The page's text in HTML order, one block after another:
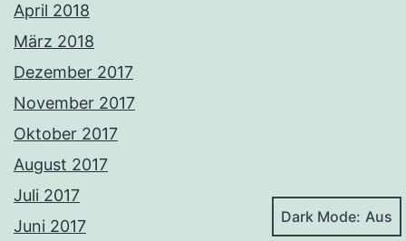
April 2018
März 2018
Dezember 2017
November 2017
Oktober 2017
August 2017
Juli 2017
Juni 2017
Dark Mode: